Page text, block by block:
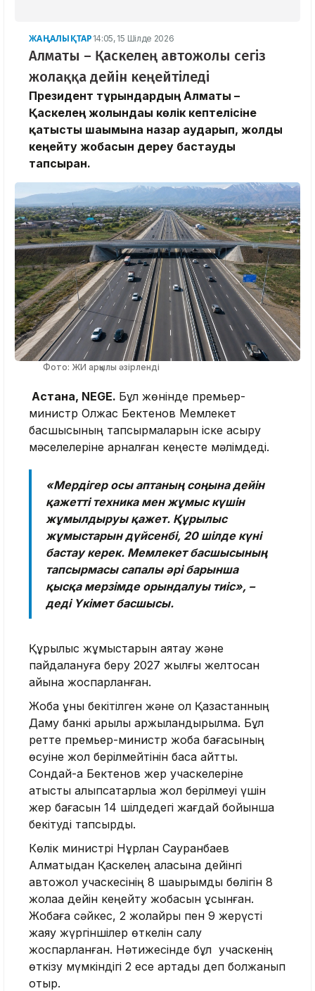
ЖАҢАЛЫҚТАР 14:05, 15 Шілде 2026
Алматы – Қаскелең автожолы сегіз
жолаққа дейін кеңейтіледі
Президент тұрғындардың Алматы –
Қаскелең жолындағы көлік кептелісіне
қатысты шағымына назар аударып, жолды
кеңейту жобасын дереу бастауды
тапсырған.
Фото: ЖИ арқылы әзірленді
Астана, NEGE. Бұл жөнінде премьер-
министр Олжас Бектенов Мемлекет
басшысының тапсырмаларын іске асыру
мәселелеріне арналған кеңесте мәлімдеді.
«Мердігер осы аптаның соңына дейін
қажетті техника мен жұмыс күшін
жұмылдыруы қажет. Құрылыс
жұмыстарын дүйсенбі, 20 шілде күні
бастау керек. Мемлекет басшысының
тапсырмасы сапалы әрі барынша
қысқа мерзімде орындалуы тиіс», –
деді Үкімет басшысы.
Құрылыс жұмыстарын аяқтау және
пайдалануға беру 2027 жылғы желтоқсан
айына жоспарланған.
Жоба құны бекітілген және ол Қазақстанның
Даму банкі арқылы қаржыландырылмақ. Бұл
ретте премьер-министр жоба бағасының
өсуіне жол берілмейтінін баса айтты.
Сондай-ақ Бектенов жер учаскелеріне
қатысты алыпсатарлыққа жол берілмеуі үшін
жер бағасын 14 шілдедегі жағдай бойынша
бекітуді тапсырды.
Көлік министрі Нұрлан Сауранбаев
Алматыдан Қаскелең қаласына дейінгі
автожол учаскесінің 8 шақырымдық бөлігін 8
жолаққа дейін кеңейту жобасын ұсынған.
Жобаға сәйкес, 2 жолайрық пен 9 жерүсті
жаяу жүргіншілер өткелін салу
жоспарланған. Нәтижесінде бұл учаскенің
өткізу мүмкіндігі 2 есе артады деп болжанып
отыр.